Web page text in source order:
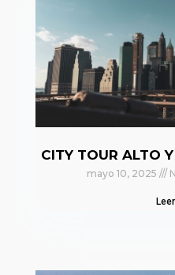
CITY TOUR ALTO
mayo 10, 2025